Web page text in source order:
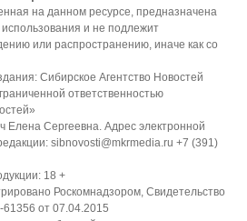
на данном ресурсе, предназначена
и не подлежит
или распространению, иначе как со
Сибирское Агентство Новостей
ответственностью
Елена Сергеевна. Адрес электронной
sibnovosti@mkrmedia.ru +7 (391)
18 +
Роскомнадзором, Свидетельство
от 07.04.2015